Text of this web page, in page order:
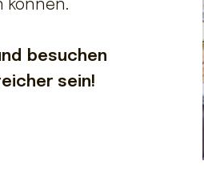
können.
besuchen
sein!